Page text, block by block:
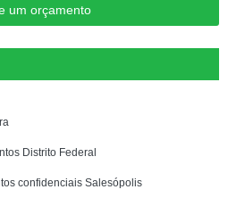
um orçamento
Distrito Federal
confidenciais Salesópolis